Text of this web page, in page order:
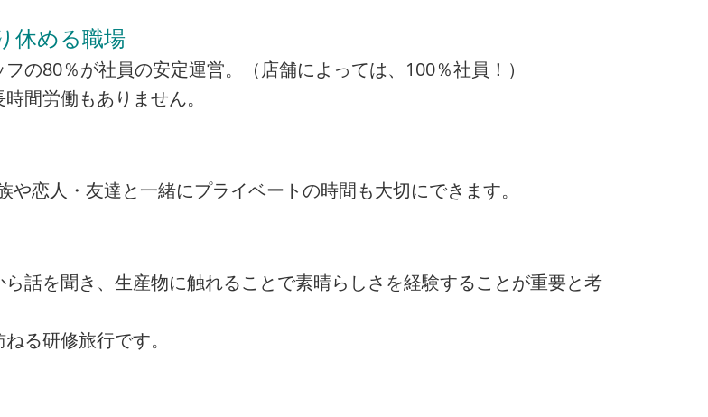
休める職場
の80％が社員の安定運営。（店舗によっては、100％社員！）
間労働もありません。
恋人・友達と一緒にプライベートの時間も大切にできます。
話を聞き、生産物に触れることで素晴らしさを経験することが重要と考
る研修旅行です。